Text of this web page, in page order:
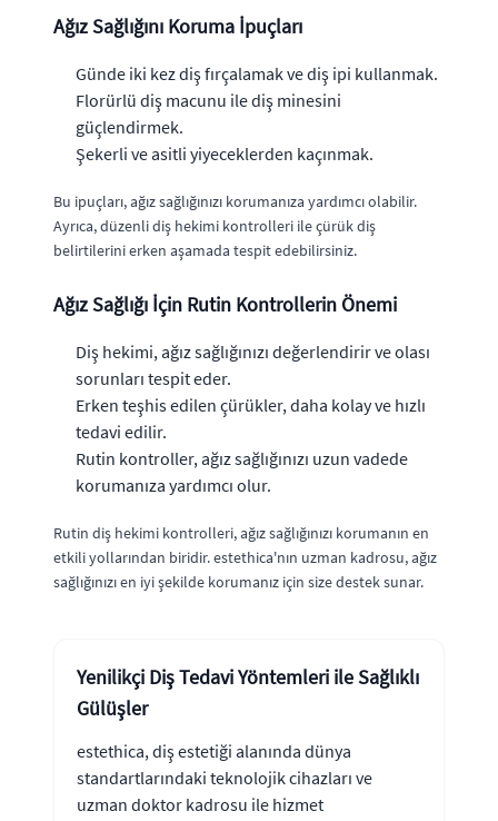
Ağız Sağlığını Koruma İpuçları
Günde iki kez diş fırçalamak ve diş ipi kullanmak.
Florürlü diş macunu ile diş minesini
güçlendirmek.
Şekerli ve asitli yiyeceklerden kaçınmak.
Bu ipuçları, ağız sağlığınızı korumanıza yardımcı olabilir.
Ayrıca, düzenli diş hekimi kontrolleri ile çürük diş
belirtilerini erken aşamada tespit edebilirsiniz.
Ağız Sağlığı İçin Rutin Kontrollerin Önemi
Diş hekimi, ağız sağlığınızı değerlendirir ve olası
sorunları tespit eder.
Erken teşhis edilen çürükler, daha kolay ve hızlı
tedavi edilir.
Rutin kontroller, ağız sağlığınızı uzun vadede
korumanıza yardımcı olur.
Rutin diş hekimi kontrolleri, ağız sağlığınızı korumanın en
etkili yollarından biridir. estethica'nın uzman kadrosu, ağız
sağlığınızı en iyi şekilde korumanız için size destek sunar.
Yenilikçi Diş Tedavi Yöntemleri ile Sağlıklı
Gülüşler
estethica, diş estetiği alanında dünya
standartlarındaki teknolojik cihazları ve
uzman doktor kadrosu ile hizmet